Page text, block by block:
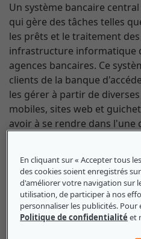
Un système bancaire
qui gère des tâches telles
les prêts et le traitement
infrastructure informatique
agences bancaires. Ce
clients de la banque
les gérer à partir de
mobiles, sites web et
avoir à se rendre dans l'une
Système
les petites et
entreprises
En cliquant sur « Accepter tous
des cookies soient enregistrés
d'améliorer votre navigation sur
utilisation, de participer à nos
personnaliser les publicités.
Politique de confidentialité et